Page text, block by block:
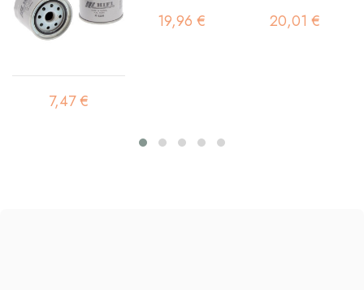
7,47 €
19,96 € 20,01 €